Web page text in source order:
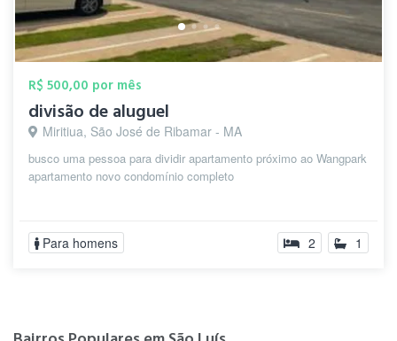
R$ 500,00 por mês
divisão de aluguel
Miritiua, São José de Ribamar - MA
busco uma pessoa para dividir apartamento próximo ao Wangpark
apartamento novo condomínio completo
Para homens 2 1